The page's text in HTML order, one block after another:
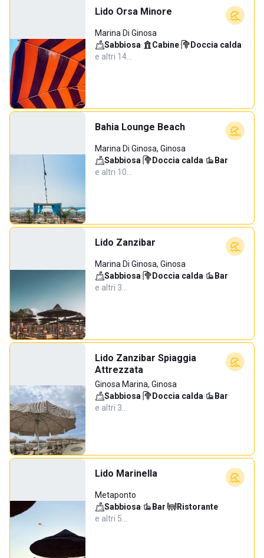
Lido Orsa Minore
Marina Di Ginosa
Sabbiosa· Cabine· Doccia calda·
e altri 14…
Bahia Lounge Beach
Marina Di Ginosa, Ginosa
Sabbiosa· Doccia calda· Bar·
e altri 10…
Lido Zanzibar
Marina Di Ginosa, Ginosa
Sabbiosa· Doccia calda· Bar·
e altri 3…
Lido Zanzibar Spiaggia
Attrezzata
Ginosa Marina, Ginosa
Sabbiosa· Doccia calda· Bar·
e altri 3…
Lido Marinella
Metaponto
Sabbiosa· Bar· Ristorante·
e altri 5…